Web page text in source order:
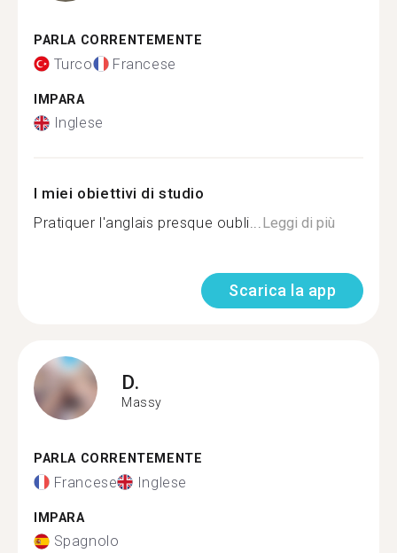
PARLA CORRENTEMENTE
Turco Francese
IMPARA
Inglese
I miei obiettivi di studio
Pratiquer l'anglais presque oubli...Leggi di più
Scarica la app
D.
Massy
PARLA CORRENTEMENTE
Francese Inglese
IMPARA
Spagnolo